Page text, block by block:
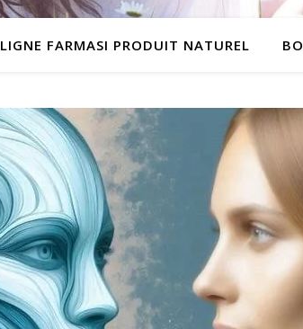
FARMASI PRODUIT NATUREL